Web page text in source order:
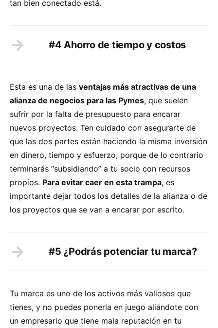
tan bien conectado está.
#4 Ahorro de tiempo y costos
Esta es una de las ventajas más atractivas de una
alianza de negocios para las Pymes, que suelen
sufrir por la falta de presupuesto para encarar
nuevos proyectos. Ten cuidado con asegurarte de
que las dos partes están haciendo la misma inversión
en dinero, tiempo y esfuerzo, porque de lo contrario
terminarás “subsidiando” a tu socio con recursos
propios. Para evitar caer en esta trampa, es
importante dejar todos los detalles de la alianza o de
los proyectos que se van a encarar por escrito.
#5 ¿Podrás potenciar tu marca?
Tu marca es uno de los activos más valiosos que
tienes, y no puedes ponerla en juego aliándote con
un empresario que tiene mala reputación en tu